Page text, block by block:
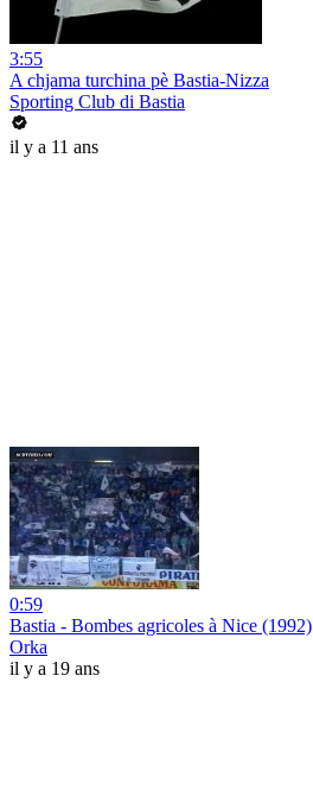
3:55
A chjama turchina pè Bastia-Nizza
Sporting Club di Bastia
il y a 11 ans
0:59
Bastia - Bombes agricoles à Nice (1992)
Orka
il y a 19 ans